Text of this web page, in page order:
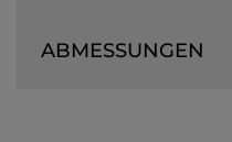
ABMESSUNGEN